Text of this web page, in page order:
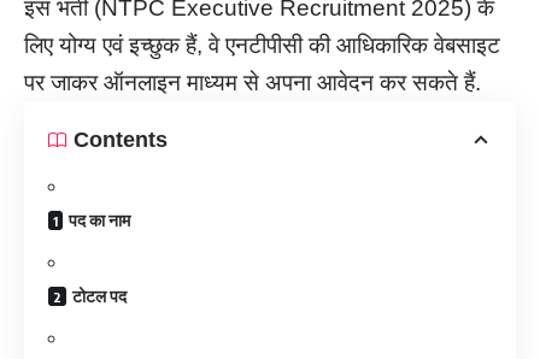
इस भर्ती (NTPC Executive Recruitment 2025) के
लिए योग्य एवं इच्छुक हैं, वे एनटीपीसी की आधिकारिक वेबसाइट
पर जाकर ऑनलाइन माध्यम से अपना आवेदन कर सकते हैं.
Contents
पद का नाम
टोटल पद